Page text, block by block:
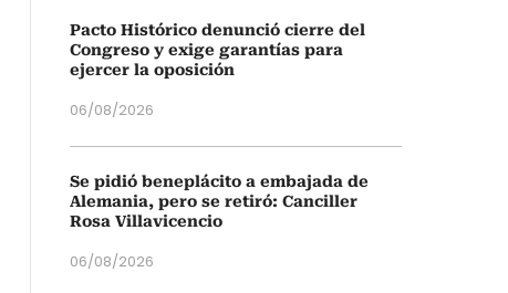
Pacto Histórico denunció cierre del
Congreso y exige garantías para
ejercer la oposición
06/08/2026
Se pidió beneplácito a embajada de
Alemania, pero se retiró: Canciller
Rosa Villavicencio
06/08/2026